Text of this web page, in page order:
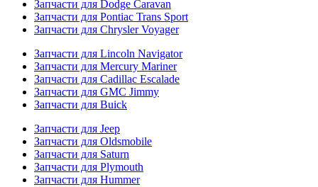
Запчасти для Dodge Caravan
Запчасти для Pontiac Trans Sport
Запчасти для Chrysler Voyager
Запчасти для Lincoln Navigator
Запчасти для Mercury Mariner
Запчасти для Cadillac Escalade
Запчасти для GMC Jimmy
Запчасти для Buick
Запчасти для Jeep
Запчасти для Oldsmobile
Запчасти для Saturn
Запчасти для Plymouth
Запчасти для Hummer